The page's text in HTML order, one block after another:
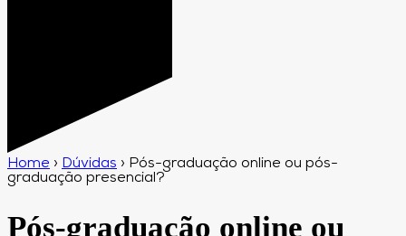
Home › Dúvidas › Pós-graduação online ou pós-
graduação presencial?
Pós-graduação online ou